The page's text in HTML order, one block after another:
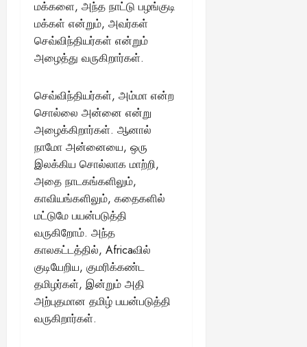
மக்களை, அந்த நாட்டு பழங்குடி
மக்கள் என்றும், அவர்கள்
செவ்விந்தியர்கள் என்றும்
அழைத்து வருகிறார்கள்.
செவ்விந்தியர்கள், அம்மா என்ற
சொல்லை அன்னை என்று
அழைக்கிறார்கள். ஆனால்
நாமோ அன்னையை, ஒரு
இலக்கிய சொல்லாக மாற்றி,
அதை நாடகங்களிலும்,
காவியங்களிலும், கதைகளில்
மட்டுமே பயன்படுத்தி
வருகிறோம். அந்த
காலகட்டத்தில், Africaவில்
குடியேறிய, குமரிக்கண்ட
தமிழர்கள், இன்றும் அதி
அற்புதமான தமிழ் பயன்படுத்தி
வருகிறார்கள்.